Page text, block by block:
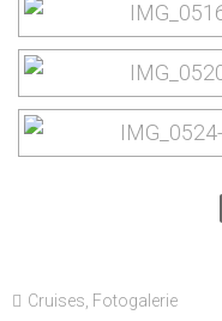
Cruises Fotogalerie